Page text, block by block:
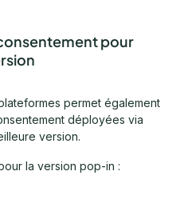
pour
permet également
déployées via
version.
la version pop-in :